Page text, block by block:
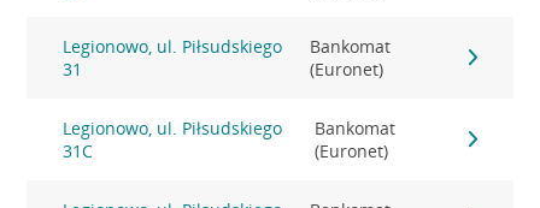
Legionowo, ul. Piłsudskiego
31
Bankomat
(Euronet)
Legionowo, ul. Piłsudskiego
31C
Bankomat
(Euronet)